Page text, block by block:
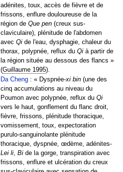
adénites, toux, accès de fièvre et de
frissons, enflure douloureuse de la
région deQue pen (creux sus-
claviculaire), plénitude de l'abdomen
avecQi de l'eau, dysphagie, chaleur du
thorax, polypnée, reflux duQi à partir de
la région située au dessous des flancs »
(Guillaume 1995).
Da Cheng : « Dyspnée-xi bin (une des
cinq accumulations au niveau du
Poumon avec polypnée, reflux duQi
vers le haut, gonflement du flanc droit,
fièvre, frissons, plénitude thoracique,
vomissement, toux, expectoration
purulo-sanguinolante plénitude
thoracique, dyspnée, œdème, adénites-
Lei li ,Bi de la gorge, transpiration avec
frissons, enflure et ulcération du creux